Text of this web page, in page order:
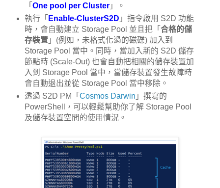
「 One pool per Cluster」。
執行「 Enable-ClusterS2D 」指令啟用 S2D 功能
時，會自動建立 Storage Pool 並且把「 合格的儲
存裝置」(例如，未格式化過的磁碟) 加入到
Storage Pool 當中。同時，當加入新的 S2D 儲存
節點時 (Scale-Out) 也會自動把相關的儲存裝置加
入到 Storage Pool 當中，當儲存裝置發生故障時
會自動退出並從 Storage Pool 當中移除。
透過 S2D PM「 Cosmos Darwin 」撰寫的
PowerShell，可以輕鬆幫助你了解 Storage Pool
及儲存裝置空間的使用情況。